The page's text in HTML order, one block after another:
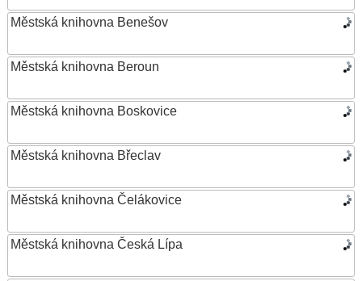
Městská knihovna Benešov
Městská knihovna Beroun
Městská knihovna Boskovice
Městská knihovna Břeclav
Městská knihovna Čelákovice
Městská knihovna Česká Lípa